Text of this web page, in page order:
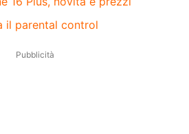
il parental control
Pubblicità